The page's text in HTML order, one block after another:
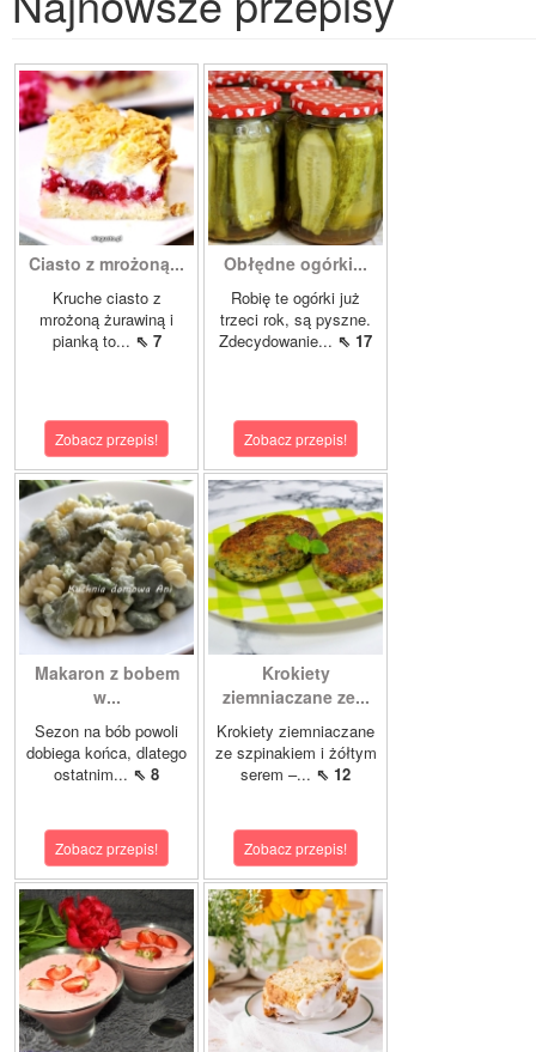
Ciasto z mrożoną...
Kruche ciasto z
mrożoną żurawiną i
pianką to... ⇖ 7
Zobacz przepis!
Obłędne ogórki...
Robię te ogórki już
trzeci rok, są pyszne.
Zdecydowanie... ⇖ 17
Zobacz przepis!
Makaron z bobem
w...
Sezon na bób powoli
dobiega końca, dlatego
ostatnim... ⇖ 8
Zobacz przepis!
Krokiety
ziemniaczane ze...
Krokiety ziemniaczane
ze szpinakiem i żółtym
serem –... ⇖ 12
Zobacz przepis!